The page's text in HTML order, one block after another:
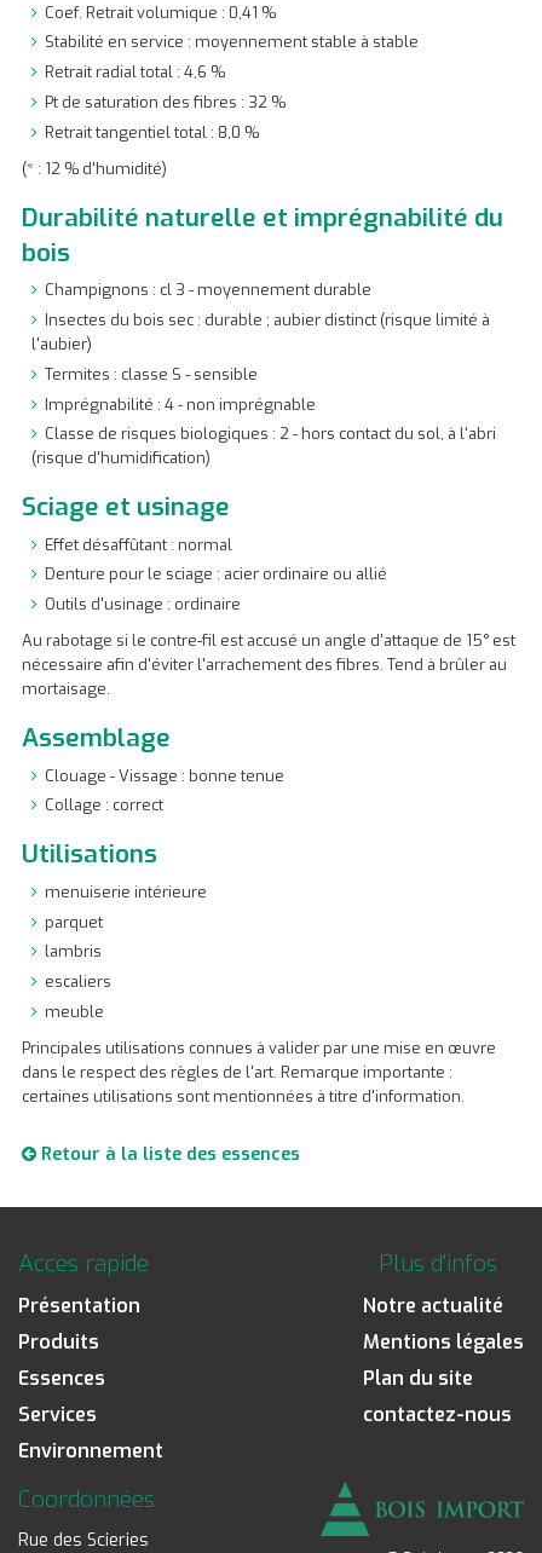
Coef. Retrait volumique : 0,41 %
Stabilité en service : moyennement stable à stable
Retrait radial total : 4,6 %
Pt de saturation des fibres : 32 %
Retrait tangentiel total : 8,0 %
(* : 12 % d'humidité)
Durabilité naturelle et imprégnabilité du
bois
Champignons : cl 3 - moyennement durable
Insectes du bois sec : durable ; aubier distinct (risque limité à
l'aubier)
Termites : classe S - sensible
Imprégnabilité : 4 - non imprégnable
Classe de risques biologiques : 2 - hors contact du sol, à l'abri
(risque d'humidification)
Sciage et usinage
Effet désaffûtant : normal
Denture pour le sciage : acier ordinaire ou allié
Outils d'usinage : ordinaire
Au rabotage si le contre-fil est accusé un angle d'attaque de 15° est
nécessaire afin d'éviter l'arrachement des fibres. Tend à brûler au
mortaisage.
Assemblage
Clouage - Vissage : bonne tenue
Collage : correct
Utilisations
menuiserie intérieure
parquet
lambris
escaliers
meuble
Principales utilisations connues à valider par une mise en œuvre
dans le respect des règles de l'art. Remarque importante :
certaines utilisations sont mentionnées à titre d'information.
Retour à la liste des essences
Accès rapide
Présentation
Produits
Essences
Services
Environnement
Plus d'infos
Notre actualité
Mentions légales
Plan du site
contactez-nous
Coordonnées
Rue des Scieries